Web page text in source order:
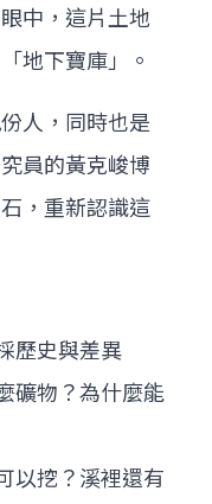
中，這片土地
地下寶庫」。
人，同時也是
員的黃克峻博
，重新認識這
歷史與差異
礦物？為什麼能
以挖？溪裡還有